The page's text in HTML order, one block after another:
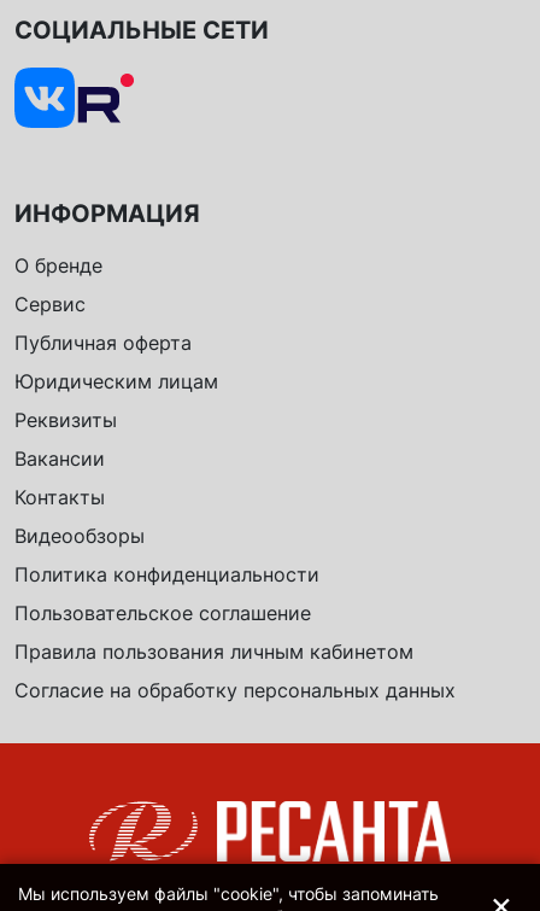
ИНФОРМАЦИЯ
О бренде
Сервис
Публичная оферта
Юридическим лицам
Реквизиты
Вакансии
Контакты
Видеообзоры
Политика конфиденциальности
Пользовательское соглашение
Правила пользования личным кабинетом
Согласие на обработку персональных данных
СОЦИАЛЬНЫЕ СЕТИ
Мы используем файлы "cookie", чтобы запоминать